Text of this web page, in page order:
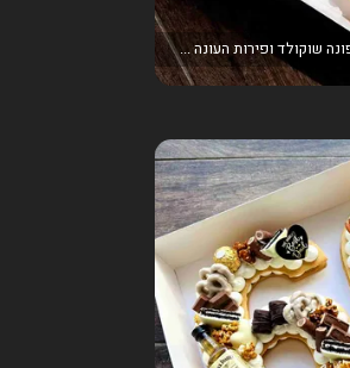
שוקולד ופירות העונה ...